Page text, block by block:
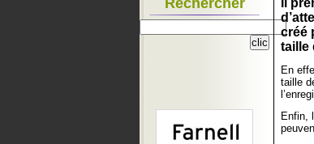
Rechercher
Il
créé
taille
En
taille
Enfin,